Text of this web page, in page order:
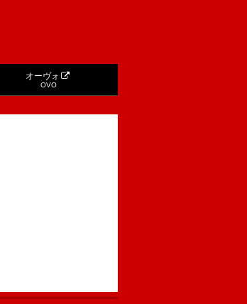
オーヴォ
OVO